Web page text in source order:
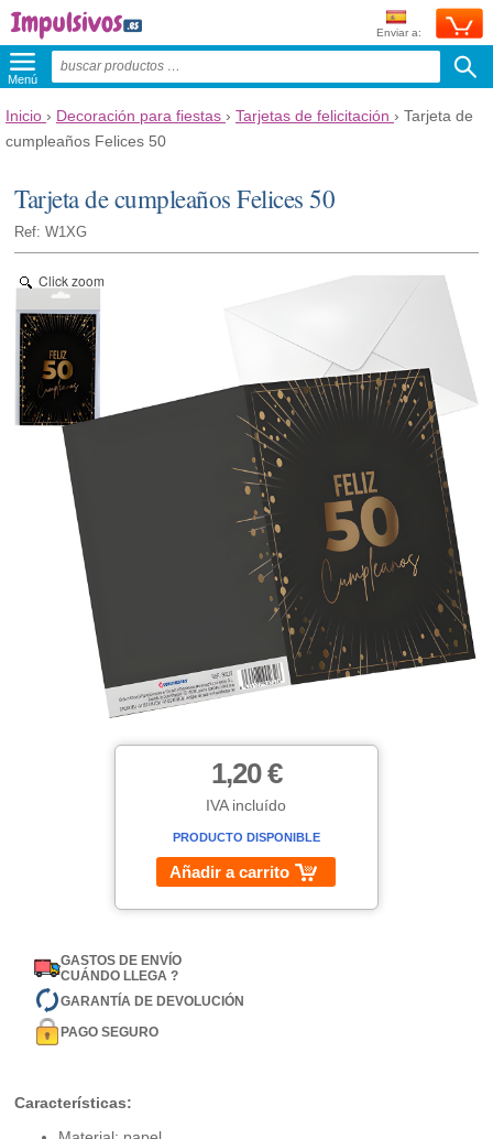
Enviar a:
Menú
Inicio › Decoración para fiestas › Tarjetas de felicitación › Tarjeta de
cumpleaños Felices 50
Tarjeta de cumpleaños Felices 50
Ref: W1XG
Click zoom
1,20 €
IVA incluído
PRODUCTO DISPONIBLE
Añadir a carrito
GASTOS DE ENVÍO
CUÁNDO LLEGA ?
GARANTÍA DE DEVOLUCIÓN
PAGO SEGURO
Características: